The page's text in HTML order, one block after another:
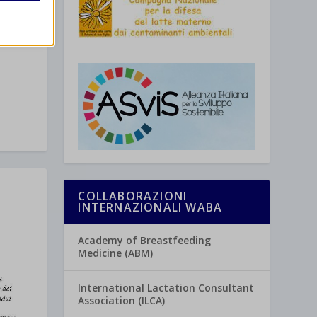
COLLABORAZIONI
INTERNAZIONALI WABA
Academy of Breastfeeding
Medicine (ABM)
International Lactation Consultant
Association (ILCA)